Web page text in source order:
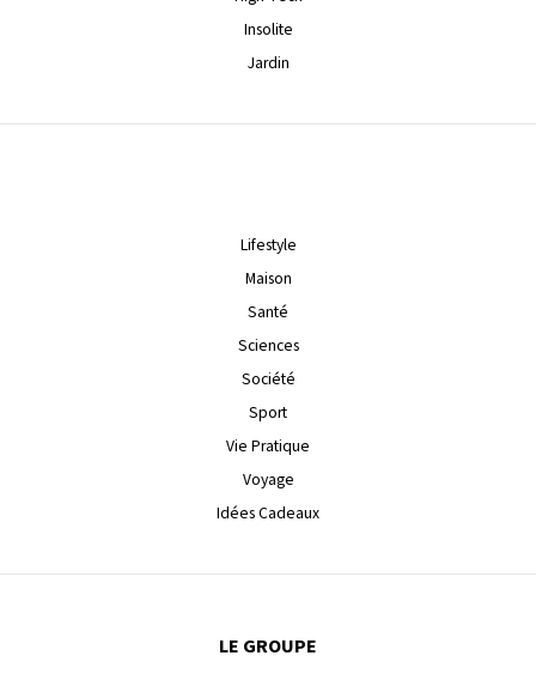
Insolite
Jardin
Lifestyle
Maison
Santé
Sciences
Société
Sport
Vie Pratique
Voyage
Idées Cadeaux
LE GROUPE